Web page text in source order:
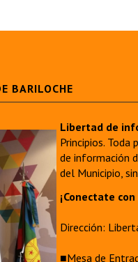
BARILOCHE
Libertad de
Principios.
de información
del Municipio,
¡Conectate
Dirección:
■Mesa de